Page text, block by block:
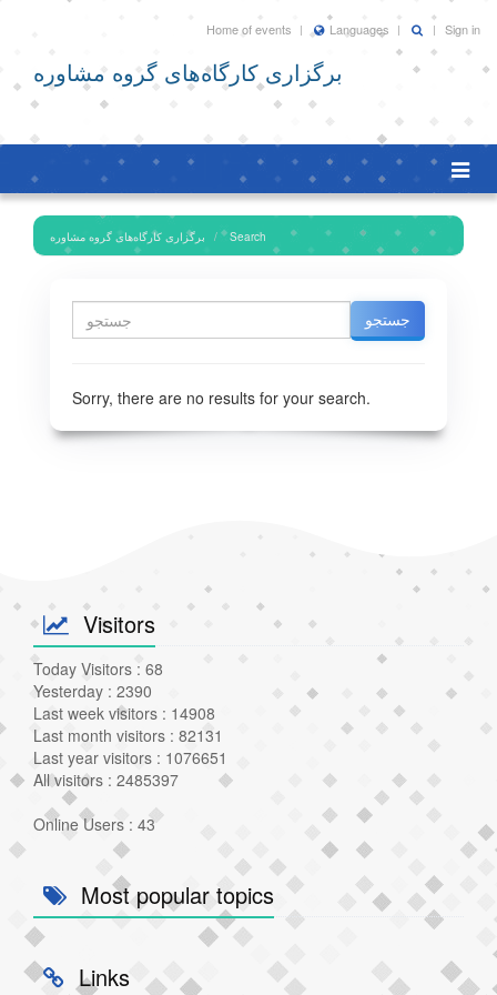
Home of events Languages Sign in
برگزاری کارگاه‌های گروه مشاوره
Toggle
برگزاری کارگاه‌های گروه مشاوره Search
Sorry, there are no results for your search.
Visitors
Today Visitors : 68
Yesterday : 2390
Last week visitors : 14908
Last month visitors : 82131
Last year visitors : 1076651
All visitors : 2485397
Online Users : 43
Most popular topics
Links